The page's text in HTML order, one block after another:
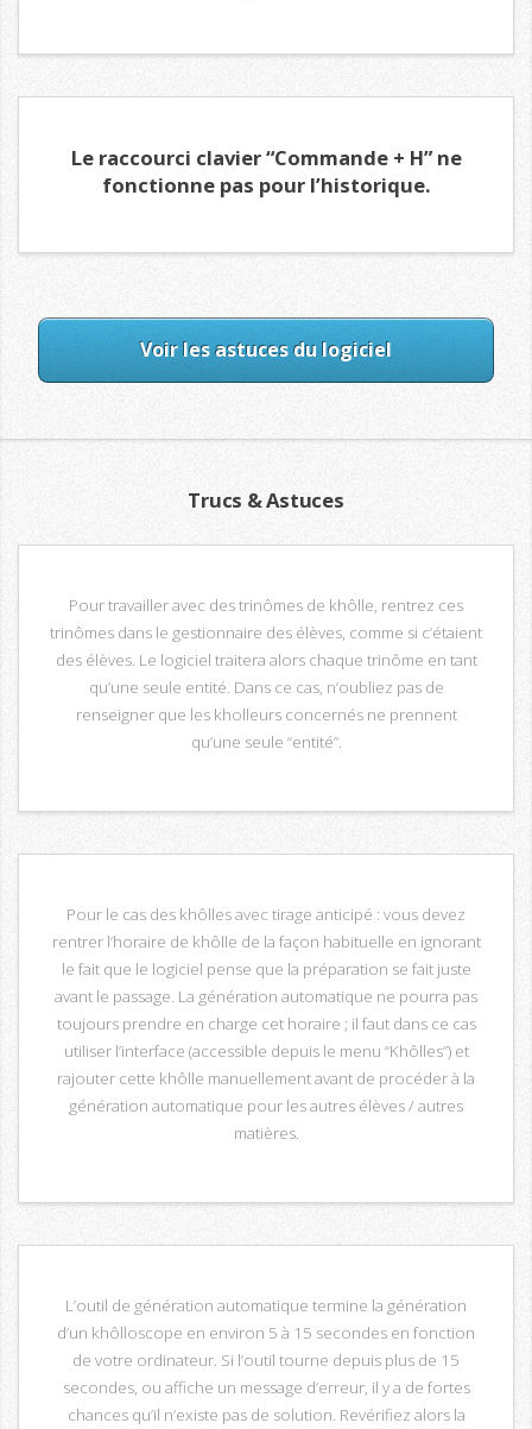
Le raccourci clavier “Commande + H” ne
fonctionne pas pour l’historique.
Voir les astuces du logiciel
Trucs & Astuces
Pour travailler avec des trinômes de khôlle, rentrez ces
trinômes dans le gestionnaire des élèves, comme si c’étaient
des élèves. Le logiciel traitera alors chaque trinôme en tant
qu’une seule entité. Dans ce cas, n’oubliez pas de
renseigner que les kholleurs concernés ne prennent
qu’une seule “entité”.
Pour le cas des khôlles avec tirage anticipé : vous devez
rentrer l’horaire de khôlle de la façon habituelle en ignorant
le fait que le logiciel pense que la préparation se fait juste
avant le passage. La génération automatique ne pourra pas
toujours prendre en charge cet horaire ; il faut dans ce cas
utiliser l’interface (accessible depuis le menu “Khôlles”) et
rajouter cette khôlle manuellement avant de procéder à la
génération automatique pour les autres élèves / autres
matières.
L’outil de génération automatique termine la génération
d’un khôlloscope en environ 5 à 15 secondes en fonction
de votre ordinateur. Si l’outil tourne depuis plus de 15
secondes, ou affiche un message d’erreur, il y a de fortes
chances qu’il n’existe pas de solution. Revérifiez alors la